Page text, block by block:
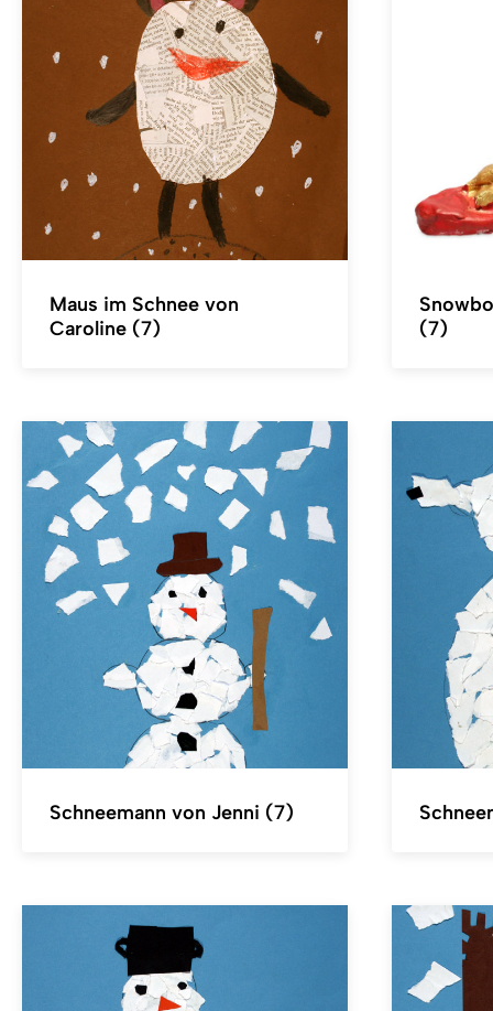
Maus im Schnee von
Caroline (7)
(7)
Schneemann von Jenni (7)